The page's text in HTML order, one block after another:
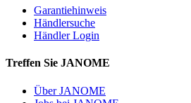
Garantiehinweis
Händlersuche
Händler Login
Treffen Sie JANOME
Über JANOME